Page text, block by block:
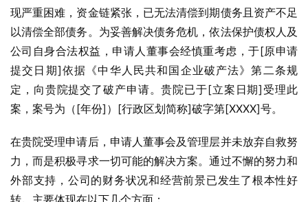
现严重困难，资金链紧张，已无法清偿到期债务且资产不足
以清偿全部债务。为妥善解决债务危机，依法保护债权人及
公司自身合法权益，申请人董事会经慎重考虑，于[原申请
提交日期]依据《中华人民共和国企业破产法》第二条规
定，向贵院提交了破产申请。贵院已于[立案日期]受理此
案，案号为（[年份]）[行政区划简称]破字第[XXXX]号。
在贵院受理申请后，申请人董事会及管理层并未放弃自救努
力，而是积极寻求一切可能的解决方案。通过不懈的努力和
外部支持，公司的财务状况和经营前景已发生了根本性好
转。主要体现在以下几个方面：